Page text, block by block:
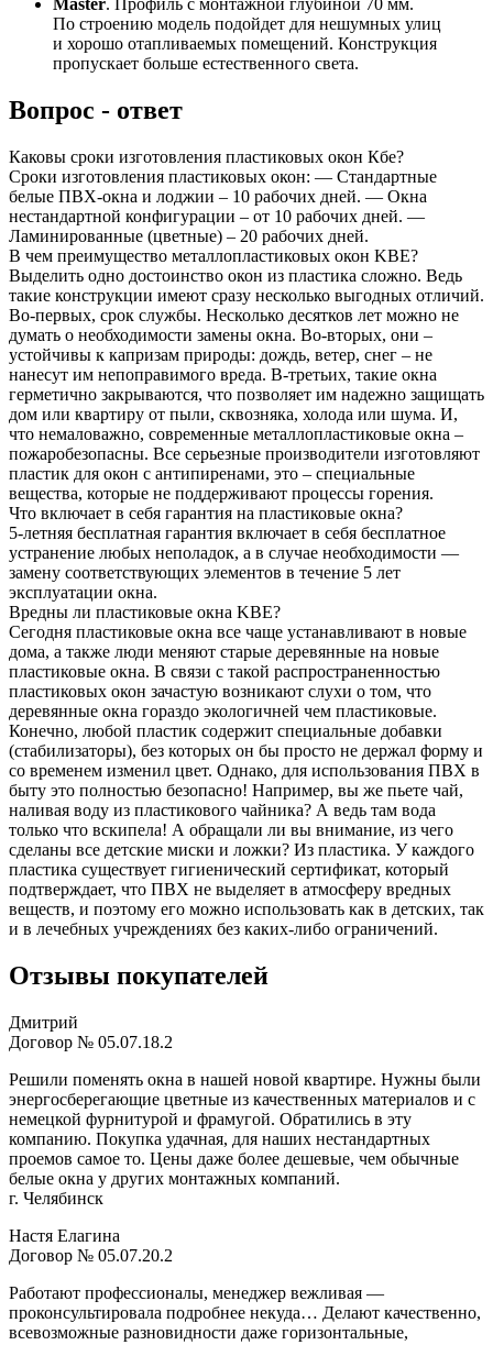
Master. Профиль с монтажной глубиной 70 мм.
По строению модель подойдет для нешумных улиц
и хорошо отапливаемых помещений. Конструкция
пропускает больше естественного света.
Вопрос - ответ
Каковы сроки изготовления пластиковых окон Кбе?
Сроки изготовления пластиковых окон: — Стандартные
белые ПВХ-окна и лоджии – 10 рабочих дней. — Окна
нестандартной конфигурации – от 10 рабочих дней. —
Ламинированные (цветные) – 20 рабочих дней.
В чем преимущество металлопластиковых окон KBE?
Выделить одно достоинство окон из пластика сложно. Ведь
такие конструкции имеют сразу несколько выгодных отличий.
Во-первых, срок службы. Несколько десятков лет можно не
думать о необходимости замены окна. Во-вторых, они –
устойчивы к капризам природы: дождь, ветер, снег – не
нанесут им непоправимого вреда. В-третьих, такие окна
герметично закрываются, что позволяет им надежно защищать
дом или квартиру от пыли, сквозняка, холода или шума. И,
что немаловажно, современные металлопластиковые окна –
пожаробезопасны. Все серьезные производители изготовляют
пластик для окон с антипиренами, это – специальные
вещества, которые не поддерживают процессы горения.
Что включает в себя гарантия на пластиковые окна?
5-летняя бесплатная гарантия включает в себя бесплатное
устранение любых неполадок, а в случае необходимости —
замену соответствующих элементов в течение 5 лет
эксплуатации окна.
Вредны ли пластиковые окна KBE?
Сегодня пластиковые окна все чаще устанавливают в новые
дома, а также люди меняют старые деревянные на новые
пластиковые окна. В связи с такой распространенностью
пластиковых окон зачастую возникают слухи о том, что
деревянные окна гораздо экологичней чем пластиковые.
Конечно, любой пластик содержит специальные добавки
(стабилизаторы), без которых он бы просто не держал форму и
со временем изменил цвет. Однако, для использования ПВХ в
быту это полностью безопасно! Например, вы же пьете чай,
наливая воду из пластикового чайника? А ведь там вода
только что вскипела! А обращали ли вы внимание, из чего
сделаны все детские миски и ложки? Из пластика. У каждого
пластика существует гигиенический сертификат, который
подтверждает, что ПВХ не выделяет в атмосферу вредных
веществ, и поэтому его можно использовать как в детских, так
и в лечебных учреждениях без каких-либо ограничений.
Отзывы покупателей
Дмитрий
Договор № 05.07.18.2
Решили поменять окна в нашей новой квартире. Нужны были
энергосберегающие цветные из качественных материалов и с
немецкой фурнитурой и фрамугой. Обратились в эту
компанию. Покупка удачная, для наших нестандартных
проемов самое то. Цены даже более дешевые, чем обычные
белые окна у других монтажных компаний.
г. Челябинск
Настя Елагина
Договор № 05.07.20.2
Работают профессионалы, менеджер вежливая —
проконсультировала подробнее некуда… Делают качественно,
всевозможные разновидности даже горизонтальные,